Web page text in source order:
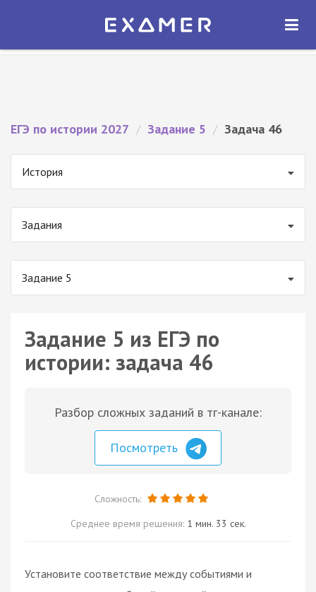
Экзамер — ЕГЭ 2027
ОТКРЫТЬ
ЕГЭ по истории 2027 / Задание 5 / Задача 46
История
Задания
Задание 5
Задание 5 из ЕГЭ по
истории: задача 46
Разбор сложных заданий в тг-канале:
Посмотреть
Сложность:
Среднее время решения: 1 мин. 33 сек.
Установите соответствие между событиями и